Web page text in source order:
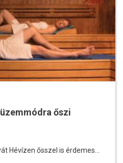
őszi
Hévízen ősszel is érdemes…